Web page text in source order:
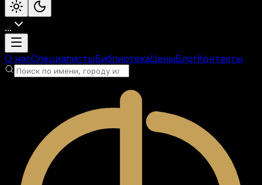
...
Загрузка аккаунта
О насСпециалистыБиблиотекаЦеныБлогКонтакты